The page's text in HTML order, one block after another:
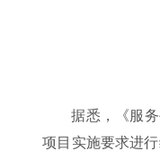
据悉，《服
项目实施要求进